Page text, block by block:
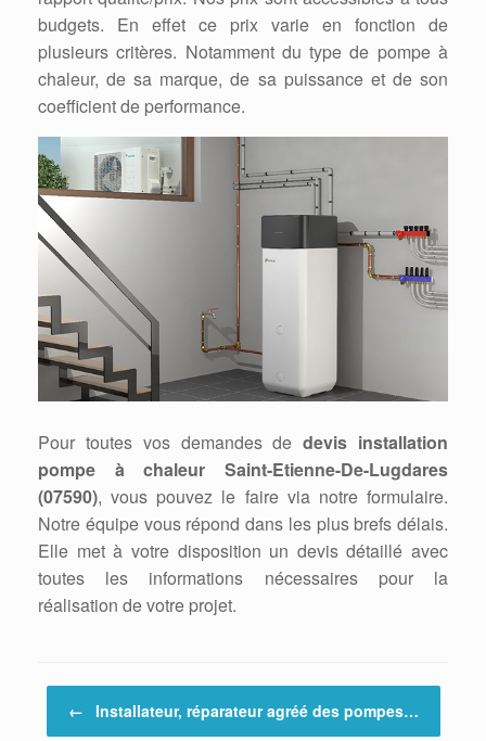
budgets. En effet ce prix varie en fonction de
plusieurs critères. Notamment du type de pompe à
chaleur, de sa marque, de sa puissance et de son
coefficient de performance.
Pour toutes vos demandes dedevis installation
pompe à chaleur Saint-Etienne-De-Lugdares
(07590), vous pouvez le faire via notre formulaire.
Notre équipe vous répond dans les plus brefs délais.
Elle met à votre disposition un devis détaillé avec
toutes les informations nécessaires pour la
réalisation de votre projet.
← Installateur, réparateur agréé des pompes…